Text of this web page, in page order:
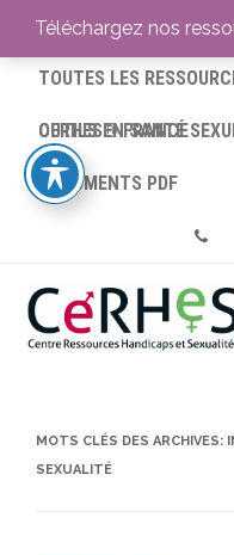
ACCUEIL
TOUTES LES
CERHES® FRANCE
OUTILS EN SANTÉ
DOCUMENTS PDF
Phone
MOTS CLÉS DES ARCHIVES:
SEXUALITÉ
Téléchargez nos